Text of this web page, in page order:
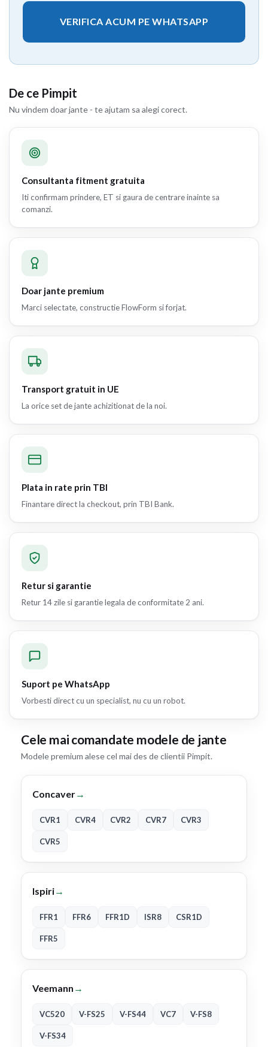
VERIFICA ACUM PE WHATSAPP
De ce Pimpit
Nu vindem doar jante - te ajutam sa alegi corect.
Consultanta fitment gratuita
Iti confirmam prindere, ET si gaura de centrare inainte sa
comanzi.
Doar jante premium
Marci selectate, constructie FlowForm si forjat.
Transport gratuit in UE
La orice set de jante achizitionat de la noi.
Plata in rate prin TBI
Finantare direct la checkout, prin TBI Bank.
Retur si garantie
Retur 14 zile si garantie legala de conformitate 2 ani.
Suport pe WhatsApp
Vorbesti direct cu un specialist, nu cu un robot.
Cele mai comandate modele de jante
Modele premium alese cel mai des de clientii Pimpit.
Concaver→
CVR1 CVR4 CVR2 CVR7 CVR3
CVR5
Ispiri→
FFR1 FFR6 FFR1D ISR8 CSR1D
FFR5
Veemann →
VC520 V-FS25 V-FS44 VC7 V-FS8
V-FS34